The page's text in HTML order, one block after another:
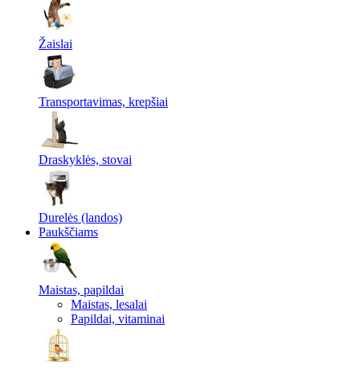
Žaislai
Transportavimas, krepšiai
Draskyklės, stovai
Durelės (landos)
Paukščiams
Maistas, papildai
Maistas, lesalai
Papildai, vitaminai